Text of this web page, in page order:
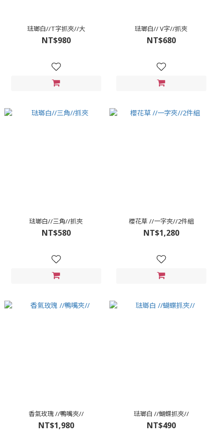
琺瑯白//T字抓夾//大
NT$980
琺瑯白// V字//抓夾
NT$680
琺瑯白//三角//抓夾
NT$580
櫻花草 //一字夾//2件組
NT$1,280
香氣玫瑰 //鴨嘴夾//
NT$1,980
琺瑯白 //蝴蝶抓夾//
NT$490